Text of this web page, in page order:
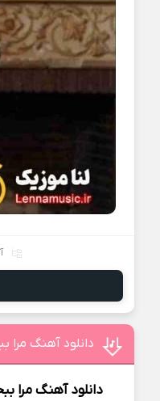
دانلود آهنگ
دانلود آهنگ مرا